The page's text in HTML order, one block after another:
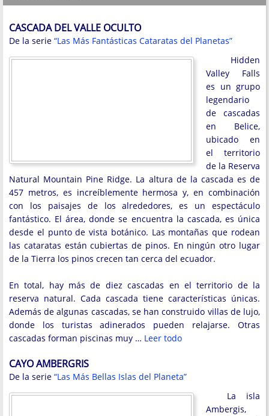
CASCADA DEL VALLE OCULTO
De la serie “Las Más Fantásticas Cataratas del Planetas”
Hidden
Valley Falls
es un grupo
legendario
de cascadas
en Belice,
ubicado en
el territorio
de la Reserva
Natural Mountain Pine Ridge. La altura de la cascada es de
457 metros, es increíblemente hermosa y, en combinación
con los paisajes de los alrededores, es un espectáculo
fantástico. El área, donde se encuentra la cascada, es única
desde el punto de vista botánico. Las montañas que rodean
las cataratas están cubiertas de pinos. En ningún otro lugar
de la Tierra los pinos crecen tan cerca del ecuador.
En total, hay más de diez cascadas en el territorio de la
reserva natural. Cada cascada tiene características únicas.
Además de algunas cascadas, se han construido villas de lujo,
donde los turistas adinerados pueden relajarse. Otras
cascadas forman piscinas muy … Leer todo
CAYO AMBERGRIS
De la serie “Las Más Bellas Islas del Planeta”
La isla
Ambergis,